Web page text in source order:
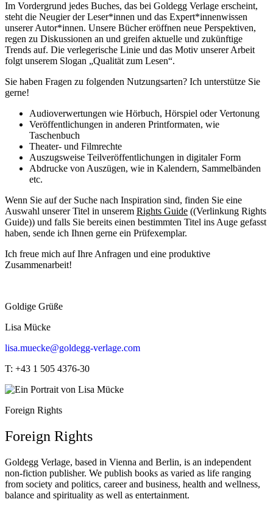
Im Vordergrund jedes Buches, das bei Goldegg Verlage erscheint,
steht die Neugier der Leser*innen und das Expert*innenwissen
unserer Autor*innen. Unsere Bücher eröffnen neue Perspektiven,
regen zu Diskussionen an und greifen aktuelle und zukünftige
Trends auf. Die verlegerische Linie und das Motiv unserer Arbeit
folgt unserem Slogan „Qualität zum Lesen“.
Sie haben Fragen zu folgenden Nutzungsarten? Ich unterstütze Sie
gerne!
Audioverwertungen wie Hörbuch, Hörspiel oder Vertonung
Veröffentlichungen in anderen Printformaten, wie
Taschenbuch
Theater- und Filmrechte
Auszugsweise Teilveröffentlichungen in digitaler Form
Abdrucke von Auszügen, wie in Kalendern, Sammelbänden
etc.
Wenn Sie auf der Suche nach Inspiration sind, finden Sie eine
Auswahl unserer Titel in unserem Rights Guide ((Verlinkung Rights
Guide)) und falls Sie bereits einen bestimmten Titel ins Auge gefasst
haben, sende ich Ihnen gerne ein Prüfexemplar.
Ich freue mich auf Ihre Anfragen und eine produktive
Zusammenarbeit!
Goldige Grüße
Lisa Mücke
lisa.muecke@goldegg-verlage.com
T: +43 1 505 4376-30
Foreign Rights
Foreign Rights
Goldegg Verlage, based in Vienna and Berlin, is an independent
non-fiction publisher. We publish books as varied as life ranging
from society and politics, career and business, health and wellness,
balance and spirituality as well as entertainment.